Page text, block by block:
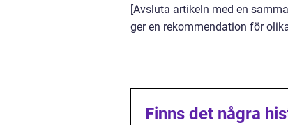
[Avsluta artikeln med en
ger en rekommendation för
Finns det några